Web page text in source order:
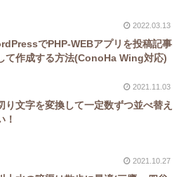
2022.03.13
でPHP-WEBアプリを投稿記事
て作成する方法(ConoHa Wing対応)
2021.11.03
り文字を変換して一定数ずつ並べ替え
！
2021.10.27